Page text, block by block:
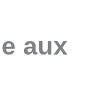
aux